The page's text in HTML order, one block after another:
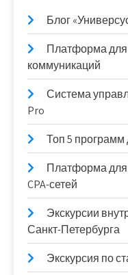
Блог
Платформа для
коммуникаций
Система
Pro
Топ 5 программ
Платформа для
CPA-сетей
Экскурсии
Санкт-Петербурга
Экскурсия по